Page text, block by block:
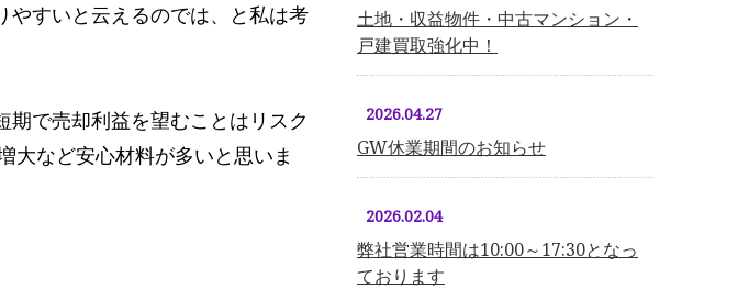
やすいと云えるのでは、と私は考
で売却利益を望むことはリスク
大など安心材料が多いと思いま
土地・収益物件・中古マンション・
戸建買取強化中！
2026.04.27
GW休業期間のお知らせ
2026.02.04
弊社営業時間は10:00～17:30となっ
ております